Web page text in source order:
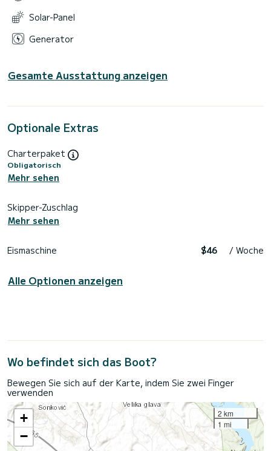
Solar-Panel
Generator
Gesamte Ausstattung anzeigen
Optionale Extras
Charterpaket
Obligatorisch
Mehr sehen
Skipper-Zuschlag
Mehr sehen
Eismaschine $46 / Woche
Alle Optionen anzeigen
Wo befindet sich das Boot?
Bewegen Sie sich auf der Karte, indem Sie zwei Finger
verwenden
+
−
2 km
1 mi